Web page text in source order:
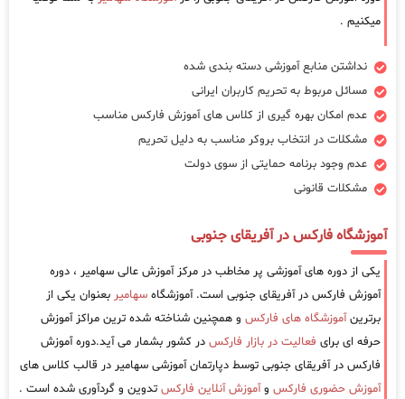
میکنیم .
نداشتن منابع آموزشی دسته بندی شده
مسائل مربوط به تحریم کاربران ایرانی
عدم امکان بهره گیری از کلاس های آموزش فارکس مناسب
مشکلات در انتخاب بروکر مناسب به دلیل تحریم
عدم وجود برنامه حمایتی از سوی دولت
مشکلات قانونی
آموزشگاه فارکس در آفریقای جنوبی
یکی از دوره های آموزشی پر مخاطب در مرکز آموزش عالی سهامیر ، دوره
آموزش فارکس در آفریقای جنوبی است. آموزشگاه سهامیر بعنوان یکی از
برترینآموزشگاه های فارکس و همچنین شناخته شده ترین مراکز آموزش
حرفه ای برای فعالیت در بازار فارکس در کشور بشمار می آید.دوره آموزش
فارکس در آفریقای جنوبی توسط دپارتمان آموزشی سهامیر در قالب کلاس های
آموزش حضوری فارکس وآموزش آنلاین فارکس تدوین و گردآوری شده است .